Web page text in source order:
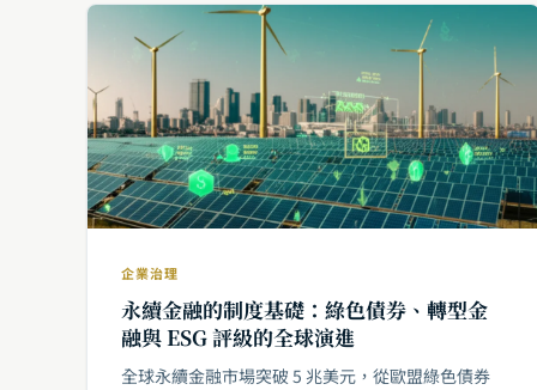
企業治理
永續金融的制度基礎：綠色債券、轉型金
融與 ESG 評級的全球演進
全球永續金融市場突破 5 兆美元，從歐盟綠色債券